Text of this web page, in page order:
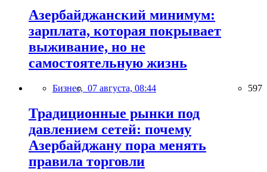
Азербайджанский минимум:
зарплата, которая покрывает
выживание, но не
самостоятельную жизнь
Бизнес, 07 августа, 08:44 597
Традиционные рынки под
давлением сетей: почему
Азербайджану пора менять
правила торговли